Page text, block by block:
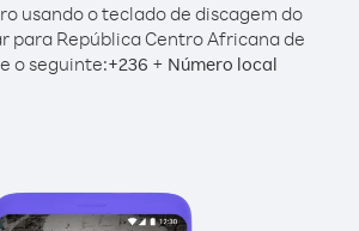
usando o teclado de discagem do
para República Centro Africana de
o seguinte:+236 + Número local